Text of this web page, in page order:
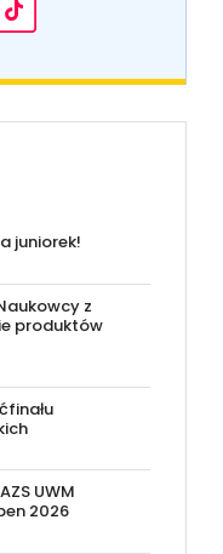
juniorek!
z
produktów
UWM
2026